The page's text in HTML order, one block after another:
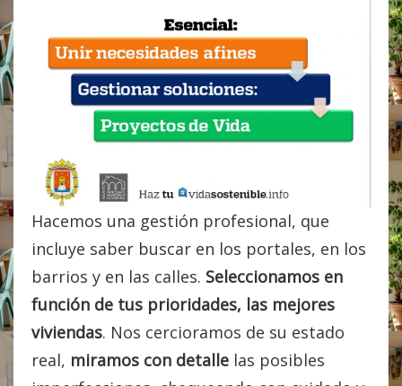
Hacemos una gestión profesional, que
incluye saber buscar en los portales, en los
barrios y en las calles. Seleccionamos en
función de tus prioridades, las mejores
viviendas. Nos cercioramos de su estado
real, miramos con detalle las posibles